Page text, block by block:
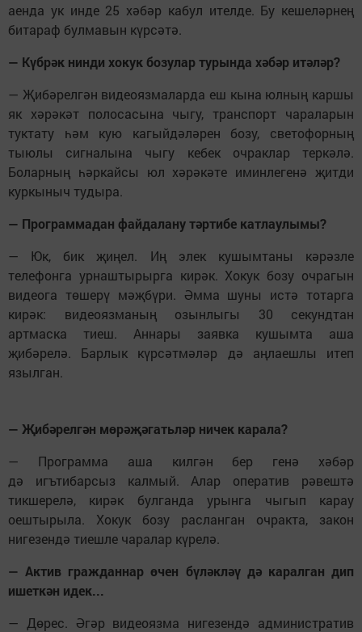
аенда ук инде 25 хәбәр кабул ителде. Бу кешеләрнең
битараф булмавын күрсәтә.
— Күбрәк нинди хокук бозулар турында хәбәр итәләр?
— Җибәрелгән видеоязмаларда еш кына юлның каршы
як хәрәкәт полосасына чыгу, транспорт чараларын
туктату һәм кую кагыйдәләрен бозу, светофорның
тыюлы сигналына чыгу кебек очраклар теркәлә.
Боларның һәркайсы юл хәрәкәте иминлегенә җитди
куркыныч тудыра.
— Программадан файдалану тәртибе катлаулымы?
— Юк, бик җиңел. Иң элек кушымтаны кәрәзле
телефонга урнаштырырга кирәк. Хокук бозу очрагын
видеога төшерү мәҗбүри. Әмма шуны истә тотарга
кирәк: видеоязманың озынлыгы 30 секундтан
артмаска тиеш. Аннары заявка кушымта аша
җибәрелә. Барлык күрсәтмәләр дә аңлаешлы итеп
язылган.
— Җибәрелгән мөрәҗәгатьләр ничек карала?
— Программа аша килгән бер генә хәбәр
дә игътибарсыз калмый. Алар оператив рәвештә
тикшерелә, кирәк булганда урынга чыгып карау
оештырыла. Хокук бозу расланган очракта, закон
нигезендә тиешле чаралар күрелә.
— Актив гражданнар өчен бүләкләү дә каралган дип
ишеткән идек...
— Дөрес. Әгәр видеоязма нигезендә административ